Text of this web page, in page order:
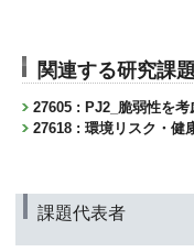
関連する研究課題
27605 : PJ2_脆弱性を
27618 : 環境リスク・健
課題代表者